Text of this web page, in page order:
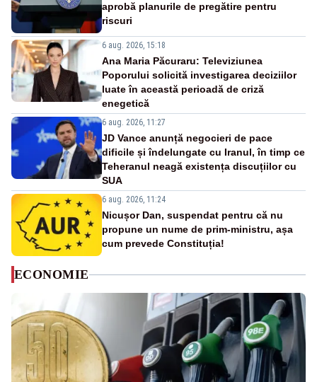
aprobă planurile de pregătire pentru
riscuri
6 aug. 2026, 15:18
Ana Maria Păcuraru: Televiziunea
Poporului solicită investigarea deciziilor
luate în această perioadă de criză
enegetică
6 aug. 2026, 11:27
JD Vance anunță negocieri de pace
dificile și îndelungate cu Iranul, în timp ce
Teheranul neagă existența discuțiilor cu
SUA
6 aug. 2026, 11:24
Nicușor Dan, suspendat pentru că nu
propune un nume de prim-ministru, așa
cum prevede Constituția!
ECONOMIE